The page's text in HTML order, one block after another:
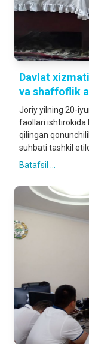
Davlat
va shaffoflik
Joriy yilning 20-
faollari ishtirokida
qilingan
suhbati tashkil
Batafsil ...